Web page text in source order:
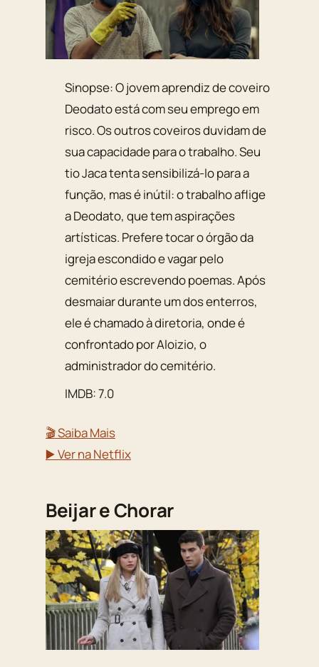
Sinopse: O jovem aprendiz de coveiro
Deodato está com seu emprego em
risco. Os outros coveiros duvidam de
sua capacidade para o trabalho. Seu
tio Jaca tenta sensibilizá-lo para a
função, mas é inútil: o trabalho aflige
a Deodato, que tem aspirações
artísticas. Prefere tocar o órgão da
igreja escondido e vagar pelo
cemitério escrevendo poemas. Após
desmaiar durante um dos enterros,
ele é chamado à diretoria, onde é
confrontado por Aloizio, o
administrador do cemitério.
IMDB: 7.0
🎬 Saiba Mais
▶️ Ver na Netflix
Beijar e Chorar